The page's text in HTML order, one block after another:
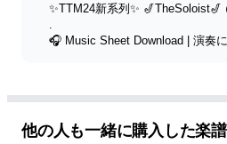
✨TTM24新系列✨ 🎷TheSoloist🎷
🎧 Music Sheet Download | 演奏
.
【🟠Patreon🟠】► https://
【Donation 贊助】► https://
他の人も一緒に購入した楽譜